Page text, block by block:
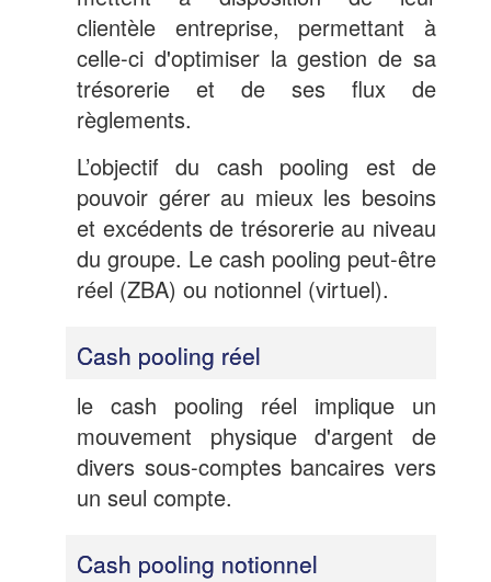
clientèle entreprise, permettant à
celle-ci d'optimiser la gestion de sa
trésorerie et de ses flux de
règlements.
L’objectif du cash pooling est de
pouvoir gérer au mieux les besoins
et excédents de trésorerie au niveau
du groupe. Le cash pooling peut-être
réel (ZBA) ou notionnel (virtuel).
Cash pooling réel
le cash pooling réel implique un
mouvement physique d'argent de
divers sous-comptes bancaires vers
un seul compte.
Cash pooling notionnel